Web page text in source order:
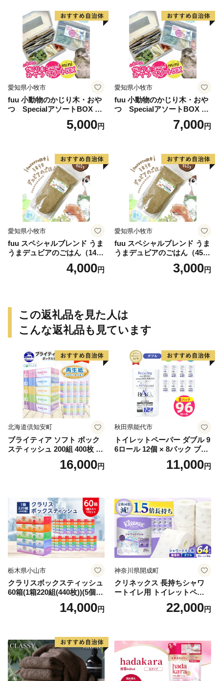
愛知県小牧市
fuu 小動物のかじり木・おや
つ SpecialアソートBOX mi
5,000円
愛知県小牧市
fuu 小動物のかじり木・おや
つ SpecialアソートBOX mi
7,000円
愛知県小牧市
fuu スペシャルブレンド うま
うまデュビアのごはん（140
4,000円
愛知県小牧市
fuu スペシャルブレンド うま
うまデュビアのごはん（45
3,000円
この返礼品を見た人は
こんな返礼品も見ています
北海道倶知安町
ブライティア ソフト ボック
スティッシュ 200組 400枚 60
箱 日本製 まとめ買い ティッ
シュ リサイクル 長持 防災 常
倶知安町 日用品
16,000円
秋田県能代市
トイレットペーパー ダブル 9
6ロール 12個 × 8パック ブラ
ンカ 再生紙 100％ 芯あり 日
用品 消耗品 無香料 生活用品
11,000円
栃木県小山市
クラリスボックスティッシュ
60箱(1箱220組(440枚))(5個入
り×12セット)【1256759】
14,000円
神奈川県開成町
クリネックス 長持ちシャワ
ートイレ用 トイレットペー
パー（ダブル）64ロール(8ロ
ール×8パック) 開成町 トイレ
蓄 防災 エコ 消耗品 生活雑貨
生活用品 無香料 トイレット
ペーパー ダブル といれっと
ぺーぱー トイレ クレシア ト
イレットペーパー [BDBH002
22,000円